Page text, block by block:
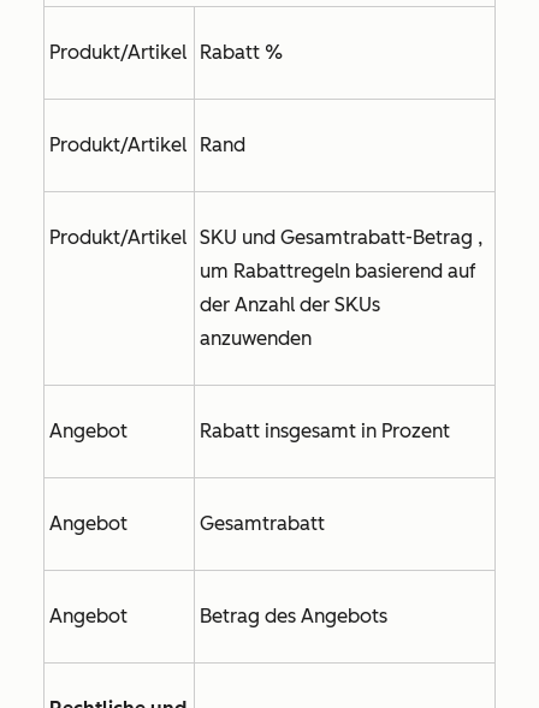
Produkt/Artikel Rabatt %
Produkt/Artikel Rand
Produkt/Artikel SKU und Gesamtrabatt-Betrag ,
um Rabattregeln basierend auf
der Anzahl der SKUs
anzuwenden
Angebot Rabatt insgesamt in Prozent
Angebot Gesamtrabatt
Angebot Betrag des Angebots